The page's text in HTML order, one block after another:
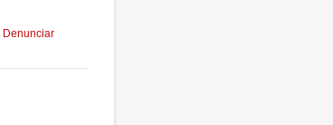
Denunciar